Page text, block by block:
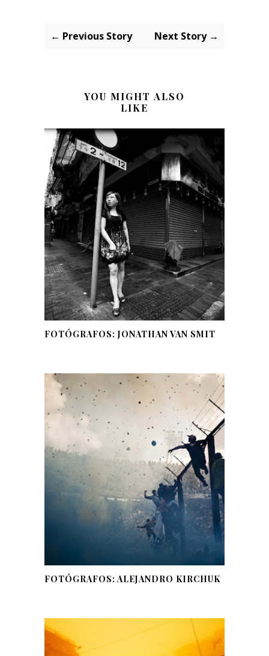
← Previous Story Next Story →
YOU MIGHT ALSO
LIKE
FOTÓGRAFOS: JONATHAN VAN SMIT
FOTÓGRAFOS: ALEJANDRO KIRCHUK